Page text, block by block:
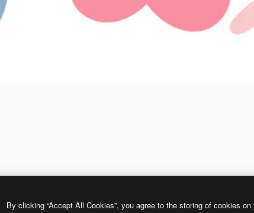
By clicking “Accept All Cookies”, you agree to the storing of cookies